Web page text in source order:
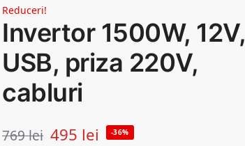
Reduceri!
Invertor 1500W, 12V,
USB, priza 220V,
cabluri
769lei 495 lei -36%